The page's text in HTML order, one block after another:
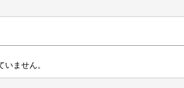
ません。